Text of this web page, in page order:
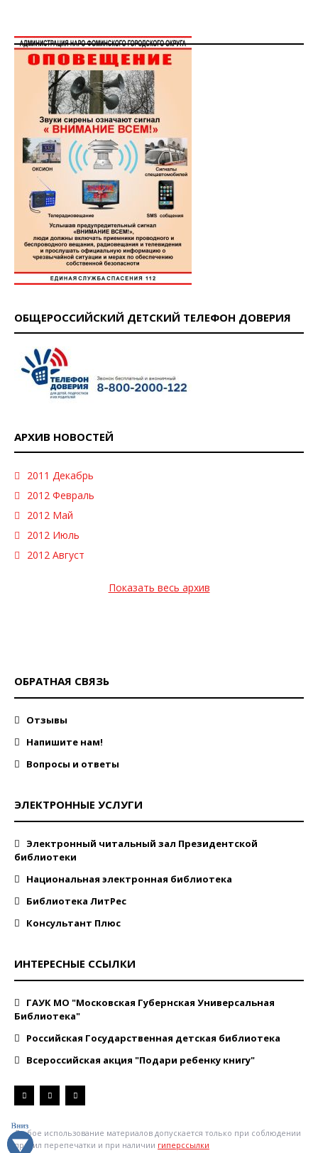
ОБЩЕРОССИЙСКИЙ ДЕТСКИЙ ТЕЛЕФОН ДОВЕРИЯ
АРХИВ НОВОСТЕЙ
2011 Декабрь
2012 Февраль
2012 Май
2012 Июль
2012 Август
Показать весь архив
ОБРАТНАЯ СВЯЗЬ
Отзывы
Напишите нам!
Вопросы и ответы
ЭЛЕКТРОННЫЕ УСЛУГИ
Электронный читальный зал Президентской
библиотеки
Национальная электронная библиотека
Библиотека ЛитРес
Консультант Плюс
ИНТЕРЕСНЫЕ ССЫЛКИ
ГАУК МО "Московская Губернская Универсальная
Библиотека"
Российская Государственная детская библиотека
Всероссийская акция "Подари ребенку книгу"
Любое использование материалов допускается только при соблюдении
правил перепечатки и при наличии гиперссылки